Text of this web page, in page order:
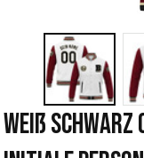
Weiß Schwarz